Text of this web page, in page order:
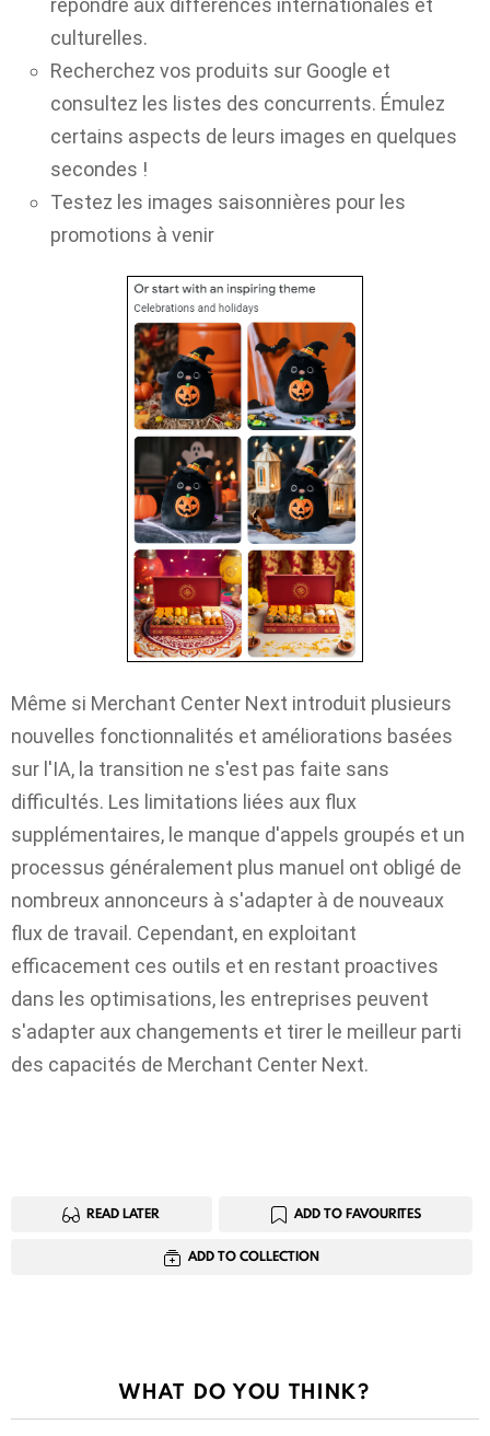
culturelles.
Recherchez vos produits sur Google et
consultez les listes des concurrents. Émulez
certains aspects de leurs images en quelques
secondes !
Testez les images saisonnières pour les
promotions à venir
Même si Merchant Center Next introduit plusieurs
nouvelles fonctionnalités et améliorations basées
sur l'IA, la transition ne s'est pas faite sans
difficultés. Les limitations liées aux flux
supplémentaires, le manque d'appels groupés et un
processus généralement plus manuel ont obligé de
nombreux annonceurs à s'adapter à de nouveaux
flux de travail. Cependant, en exploitant
efficacement ces outils et en restant proactives
dans les optimisations, les entreprises peuvent
s'adapter aux changements et tirer le meilleur parti
des capacités de Merchant Center Next.
READ LATER ADD TO FAVOURITES
ADD TO COLLECTION
WHAT DO YOU THINK?